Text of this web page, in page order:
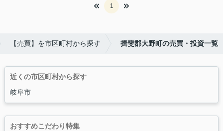
1
【売買】を市区町村から探す 揖斐郡大野町の売買・投資一覧
近くの市区町村から探す
岐阜市
おすすめこだわり特集